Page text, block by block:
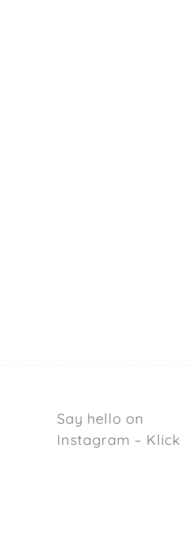
Say hello on
Instagram – Klick